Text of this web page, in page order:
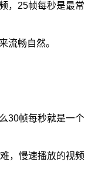
，25帧每秒是最常
流畅自然。
30帧每秒就是一个
，慢速播放的视频